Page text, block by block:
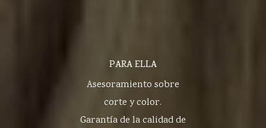
PARA ELLA
Asesoramiento sobre
corte y color.
Garantía de la calidad de